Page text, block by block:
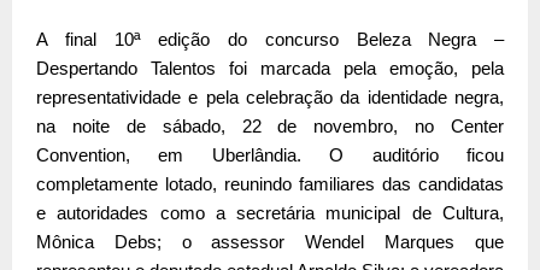
A final 10ª edição do concurso Beleza Negra –
Despertando Talentos foi marcada pela emoção, pela
representatividade e pela celebração da identidade negra,
na noite de sábado, 22 de novembro, no Center
Convention, em Uberlândia. O auditório ficou
completamente lotado, reunindo familiares das candidatas
e autoridades como a secretária municipal de Cultura,
Mônica Debs; o assessor Wendel Marques que